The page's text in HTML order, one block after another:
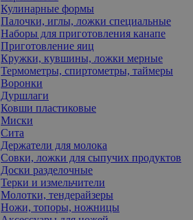
Кулинарные формы
Палочки, иглы, ложки специальные
Наборы для приготовления канапе
Приготовление яиц
Кружки, кувшины, ложки мерные
Термометры, спиртометры, таймеры
Воронки
Дуршлаги
Ковши пластиковые
Миски
Сита
Держатели для молока
Совки, ложки для сыпучих продуктов
Доски разделочные
Терки и измельчители
Молотки, тендерайзеры
Ножи, топоры, ножницы